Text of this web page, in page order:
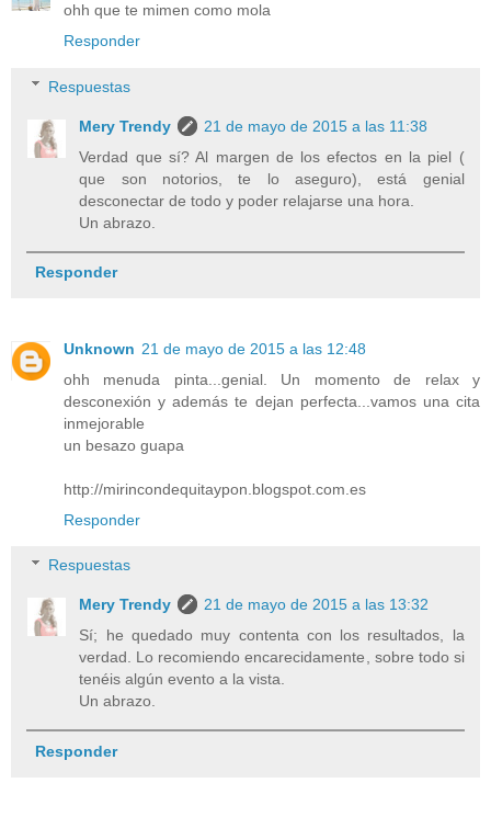
ohh que te mimen como mola
Responder
Respuestas
Mery Trendy
21 de mayo de 2015 a las 11:38
Verdad que sí? Al margen de los efectos en la piel (
que son notorios, te lo aseguro), está genial
desconectar de todo y poder relajarse una hora.
Un abrazo.
Responder
Unknown 21 de mayo de 2015 a las 12:48
ohh menuda pinta...genial. Un momento de relax y
desconexión y además te dejan perfecta...vamos una cita
inmejorable
un besazo guapa
http://mirincondequitaypon.blogspot.com.es
Responder
Respuestas
Mery Trendy
21 de mayo de 2015 a las 13:32
Sí; he quedado muy contenta con los resultados, la
verdad. Lo recomiendo encarecidamente, sobre todo si
tenéis algún evento a la vista.
Un abrazo.
Responder